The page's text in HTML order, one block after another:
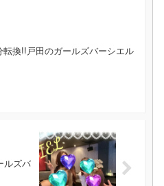
転換!!戸田のガールズバーシエル
ルズバ